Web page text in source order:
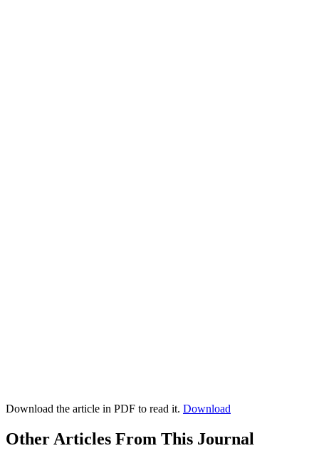
Download the article in PDF to read it. Download
Other Articles From This Journal